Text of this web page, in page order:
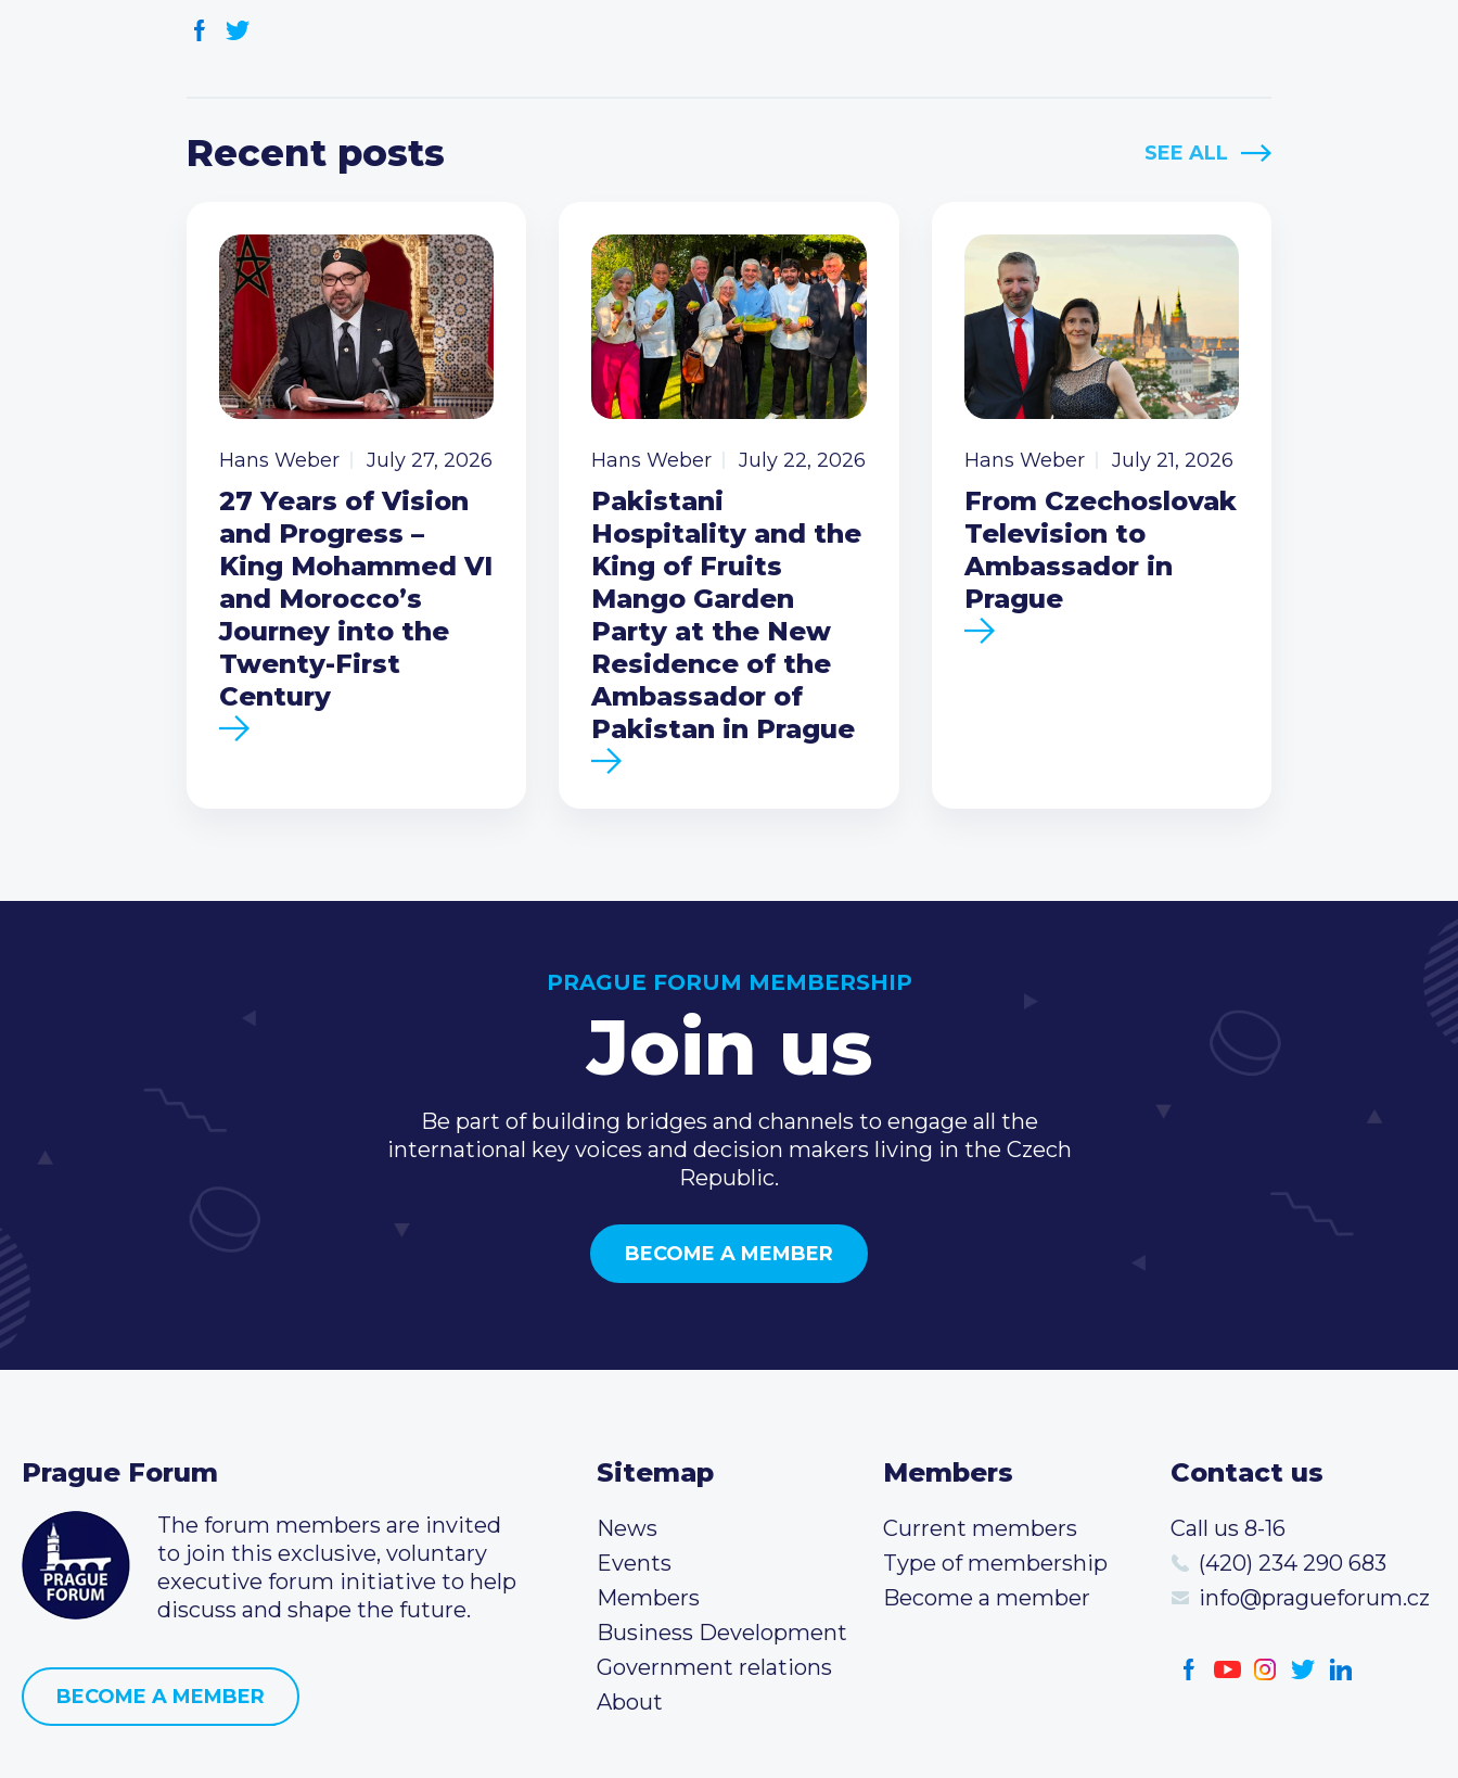
Recent posts SEE ALL
Hans Weber July 27, 2026
27 Years of Vision
and Progress –
King Mohammed VI
and Morocco’s
Journey into the
Twenty-First
Century
Hans Weber July 22, 2026
Pakistani
Hospitality and the
King of Fruits
Mango Garden
Party at the New
Residence of the
Ambassador of
Pakistan in Prague
Hans Weber July 21, 2026
From Czechoslovak
Television to
Ambassador in
Prague
PRAGUE FORUM MEMBERSHIP
Join us
Be part of building bridges and channels to engage all the
international key voices and decision makers living in the Czech
Republic.
BECOME A MEMBER
Prague Forum
The forum members are invited
to join this exclusive, voluntary
executive forum initiative to help
discuss and shape the future.
BECOME A MEMBER
Sitemap
News
Events
Members
Business Development
Government relations
About
Members
Current members
Type of membership
Become a member
Contact us
Call us 8-16
(420) 234 290 683
info@pragueforum.cz